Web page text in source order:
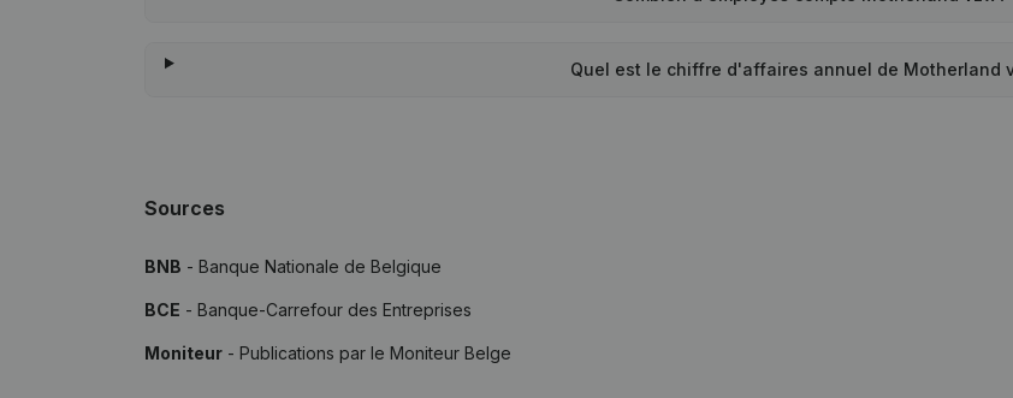
Quel est le chiffre d'affaires annuel de Motherland
Sources
BNB - Banque Nationale de Belgique
BCE - Banque-Carrefour des Entreprises
Moniteur - Publications par le Moniteur Belge